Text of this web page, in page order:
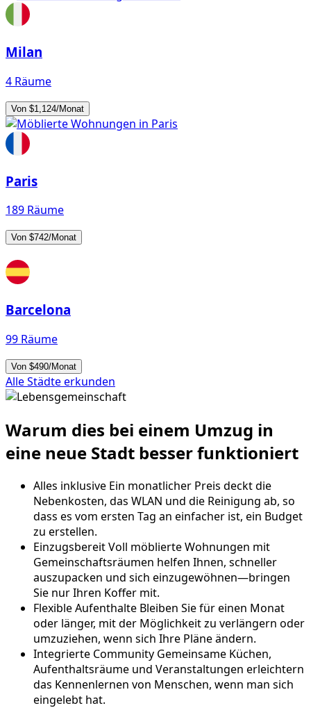
Milan
4 Räume
Von $1,124/Monat
Paris
189 Räume
Von $742/Monat
Barcelona
99 Räume
Von $490/Monat
Alle Städte erkunden
Warum dies bei einem Umzug in
eine neue Stadt besser funktioniert
Alles inklusive Ein monatlicher Preis deckt die
Nebenkosten, das WLAN und die Reinigung ab, so
dass es vom ersten Tag an einfacher ist, ein Budget
zu erstellen.
EinzugsbereitVoll möblierte Wohnungen mit
Gemeinschaftsräumen helfen Ihnen, schneller
auszupacken und sich einzugewöhnen—bringen
Sie nur Ihren Koffer mit.
Flexible Aufenthalte Bleiben Sie für einen Monat
oder länger, mit der Möglichkeit zu verlängern oder
umzuziehen, wenn sich Ihre Pläne ändern.
Integrierte Community Gemeinsame Küchen,
Aufenthaltsräume und Veranstaltungen erleichtern
das Kennenlernen von Menschen, wenn man sich
eingelebt hat.